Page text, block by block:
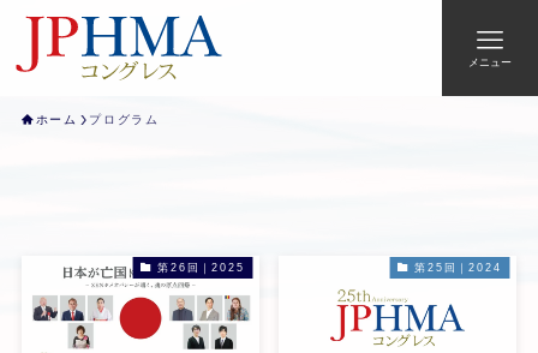
メニュー
ホーム プログラム
第26回｜2025 第25回｜2024